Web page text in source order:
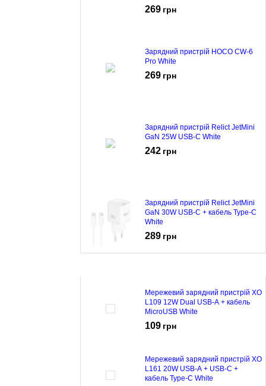
269 грн
Зарядний пристрій HOCO CW-6
Pro White
269 грн
Зарядний пристрій Relict JetMini
GaN 25W USB-C White
242 грн
Зарядний пристрій Relict JetMini
GaN 30W USB-C + кабель Type-C
White
289 грн
Мережевий зарядний пристрій XO
L109 12W Dual USB-A + кабель
MicroUSB White
109 грн
Мережевий зарядний пристрій XO
L161 20W USB-A + USB-C +
кабель Type-C White